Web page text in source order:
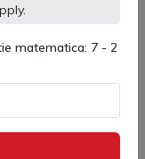
matematica: 7 - 2